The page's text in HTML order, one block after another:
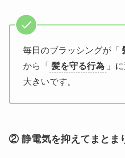
毎日のブラッシングが「
から「 髪を守る行為 」
大きいです。
② 静電気を抑えてまとま